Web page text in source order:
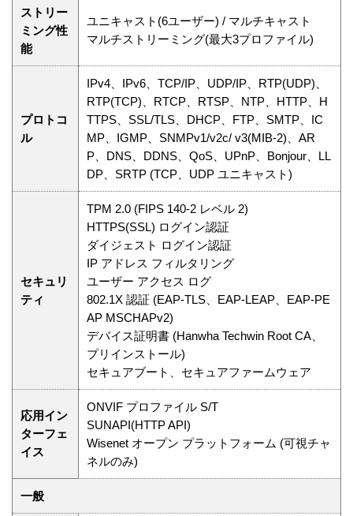
ストリー
ミング性
能
ユニキャスト(6ユーザー) / マルチキャスト
マルチストリーミング(最大3プロファイル)
プロトコ
ル
IPv4、IPv6、TCP/IP、UDP/IP、RTP(UDP)、
RTP(TCP)、RTCP、RTSP、NTP、HTTP、H
TTPS、SSL/TLS、DHCP、FTP、SMTP、IC
MP、IGMP、SNMPv1/v2c/ v3(MIB-2)、AR
P、DNS、DDNS、QoS、UPnP、Bonjour、LL
DP、SRTP (TCP、UDP ユニキャスト)
セキュリ
ティ
TPM 2.0 (FIPS 140-2 レベル 2)
HTTPS(SSL) ログイン認証
ダイジェスト ログイン認証
IP アドレス フィルタリング
ユーザー アクセス ログ
802.1X 認証 (EAP-TLS、EAP-LEAP、EAP-PE
AP MSCHAPv2)
デバイス証明書 (Hanwha Techwin Root CA、
プリインストール)
セキュアブート、セキュアファームウェア
応用イン
ターフェ
イス
ONVIF プロファイル S/T
SUNAPI(HTTP API)
Wisenet オープン プラットフォーム (可視チャ
ネルのみ)
一般